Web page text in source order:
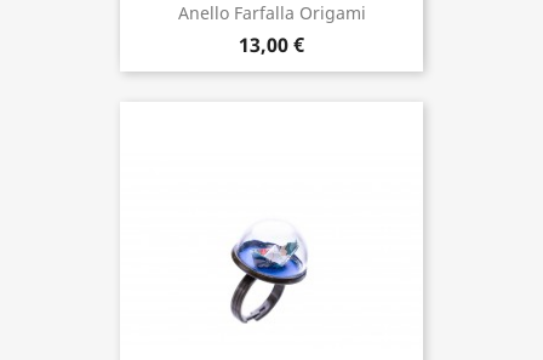
Anello Farfalla Origami
13,00 €